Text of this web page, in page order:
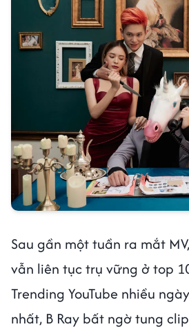
Sau gần một tuần ra mắt MV,
vẫn liên tục trụ vững ở top
Trending YouTube nhiều
nhất, B Ray bất ngờ tung